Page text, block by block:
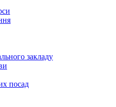
закладу
посад